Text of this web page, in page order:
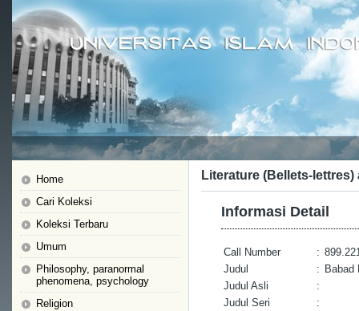
Home
Cari Koleksi
Koleksi Terbaru
Umum
Philosophy, paranormal
phenomena, psychology
Religion
Literature (Bellets-
Informasi Detail
Call Number :
Judul
: Babad
Judul Asli
:
Judul Seri
: